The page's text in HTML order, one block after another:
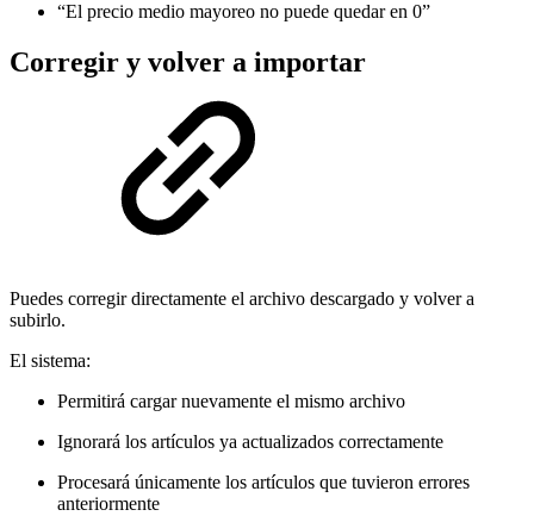
“El precio medio mayoreo no puede quedar en 0”
Corregir y volver a importar
Puedes corregir directamente el archivo descargado y volver a
subirlo.
El sistema:
Permitirá cargar nuevamente el mismo archivo
Ignorará los artículos ya actualizados correctamente
Procesará únicamente los artículos que tuvieron errores
anteriormente